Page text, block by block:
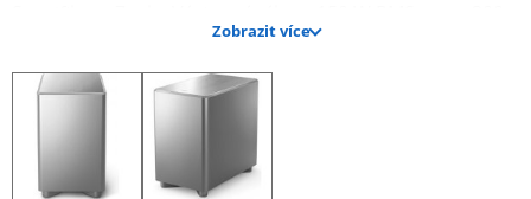
W (10% THD) Reproduktory - Typ subwooferu: Aktivní,
Bezdrátový subwoofer - Měniče subwooferu: 1 x 8"
basový reproduktor - Frekvenční pásmo subwooferu: 40
- 150 Hz - Impedance subwooferu: 3 ohm Spotřeba -
Napájení: 100–240 V stř., 50/60 Hz - Spotřeba
subwooferu v pohotovostním režimu:
Zobrazit více